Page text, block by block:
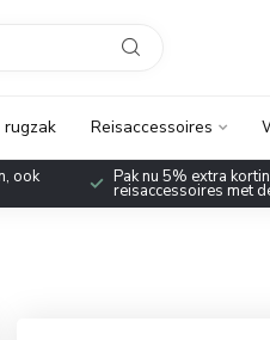
rugzak Reisaccessoires
ook Pak nu 5% extra
reisaccessoires met